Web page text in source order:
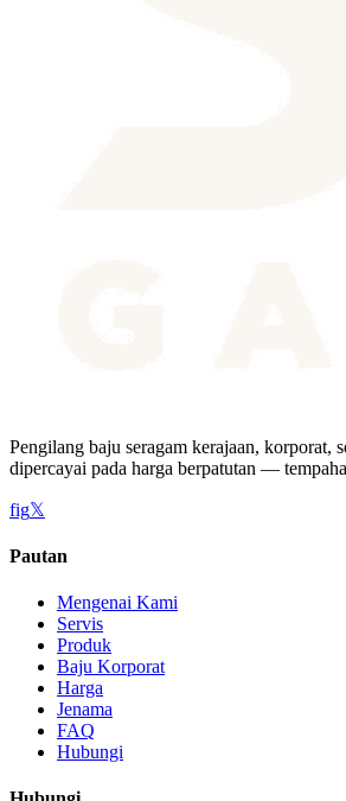
Pengilang baju seragam kerajaan,
dipercayai pada harga berpatutan —
fig𝕏
Pautan
Mengenai Kami
Servis
Produk
Baju Korporat
Harga
Jenama
FAQ
Hubungi